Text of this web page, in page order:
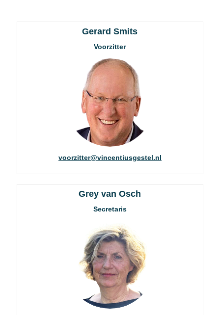
Gerard Smits
Voorzitter
voorzitter@vincentiusgestel.nl
Grey van Osch
Secretaris